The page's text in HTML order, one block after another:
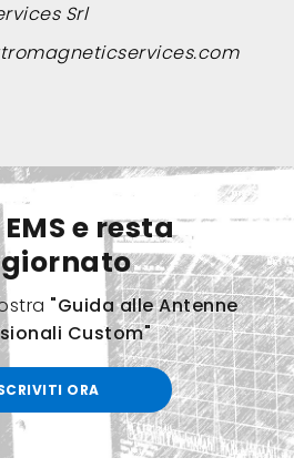
Srl
e resta
"Guida alle Antenne
Custom"
ORA